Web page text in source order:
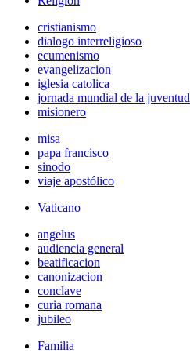
cristianismo
dialogo interreligioso
ecumenismo
evangelizacion
iglesia catolica
jornada mundial de la juventud
misionero
misa
papa francisco
sinodo
viaje apostólico
Vaticano
angelus
audiencia general
beatificacion
canonizacion
conclave
curia romana
jubileo
Familia